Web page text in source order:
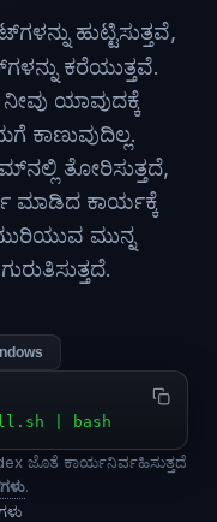
ಹುಟ್ಟಿಸುತ್ತವೆ,
ಕರೆಯುತ್ತವೆ.
ಯಾವುದಕ್ಕೆ
ಕಾಣುವುದಿಲ್ಲ.
ತೋರಿಸುತ್ತದೆ,
ಮಾಡಿದ ಕಾರ್ಯಕ್ಕೆ
ಮುನ್ನ
| bash
ಜೊತೆ ಕಾರ್ಯನಿರ್ವಹಿಸುತ್ತದೆ
.